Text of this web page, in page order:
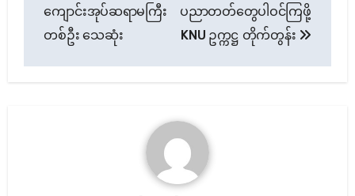
ကျောင်းအုပ်ဆရာမကြီး
တစ်ဦး သေဆုံး
ပညာတတ်တွေပါဝင်ကြဖို့
KNU ဥက္ကဋ္ဌ တိုက်တွန်း